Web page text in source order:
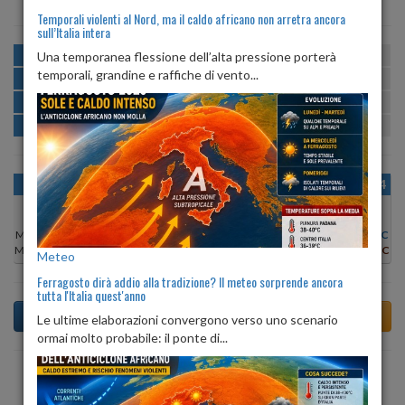
MATTINA min:20º max:29º U:
POMERIGGIO min:31º max:33º
SERA min:25º max:33º U:44% 83%
NOTTE min: 21º max:23º U:99%
OGGI
Min:
30°C
Max:32°C
DOM 09
Min:
Max:33°C
LUN 10
Min:31°C
Max:33°C
MAR 11
Min:
32°C
Max:34°C
MER 12
Max:34°C
GIO 13
Min:32°C
Max:34°C
VEN 14
30°C
Max:32°C
Previsioni del Tempo a Ales di domani
Temporali violenti al Nord, ma il caldo africano non arretra ancora
sull’Italia intera
Una temporanea flessione dell’alta pressione porterà
temporali, grandine e raffiche di vento...
Meteo
Ferragosto dirà addio alla tradizione? Il meteo sorprende ancora
tutta l'Italia quest'anno
Le ultime elaborazioni convergono verso uno scenario
ormai molto probabile: il ponte di...